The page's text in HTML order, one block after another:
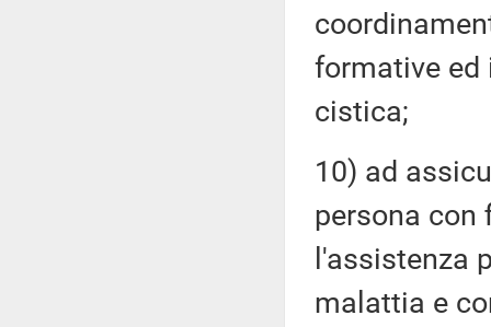
formative ed
cistica;
10) ad
persona con
l'assistenza
malattia e